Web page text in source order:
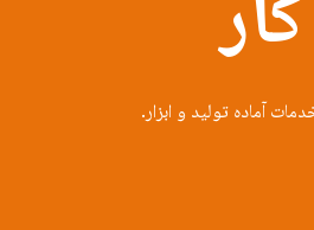
آماده تولید و ابزار.